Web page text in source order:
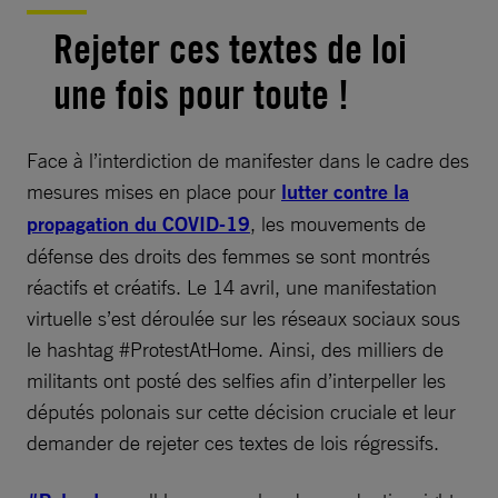
Rejeter ces textes de loi
une fois pour toute !
Face à l’interdiction de manifester dans le cadre des
mesures mises en place pour lutter contre la
propagation du COVID-19, les mouvements de
défense des droits des femmes se sont montrés
réactifs et créatifs. Le 14 avril, une manifestation
virtuelle s’est déroulée sur les réseaux sociaux sous
le hashtag #ProtestAtHome. Ainsi, des milliers de
militants ont posté des selfies afin d’interpeller les
députés polonais sur cette décision cruciale et leur
demander de rejeter ces textes de lois régressifs.